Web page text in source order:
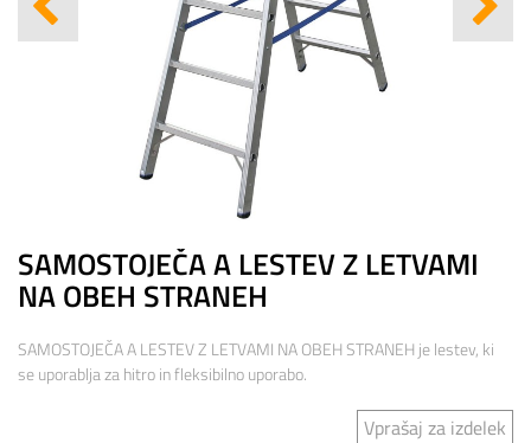
SAMOSTOJEČA A LESTEV Z LETVAMI
NA OBEH STRANEH
SAMOSTOJEČA A LESTEV Z LETVAMI NA OBEH STRANEH je lestev, ki
se uporablja za hitro in fleksibilno uporabo.
Vprašaj za izdelek